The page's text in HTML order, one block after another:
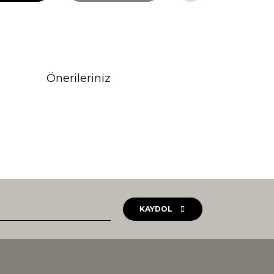
Önerileriniz
KAYDOL